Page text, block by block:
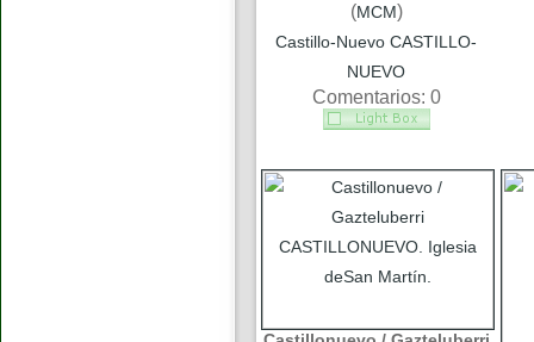
(MCM)
Castillo-Nuevo CASTILLO-
NUEVO
Comentarios: 0